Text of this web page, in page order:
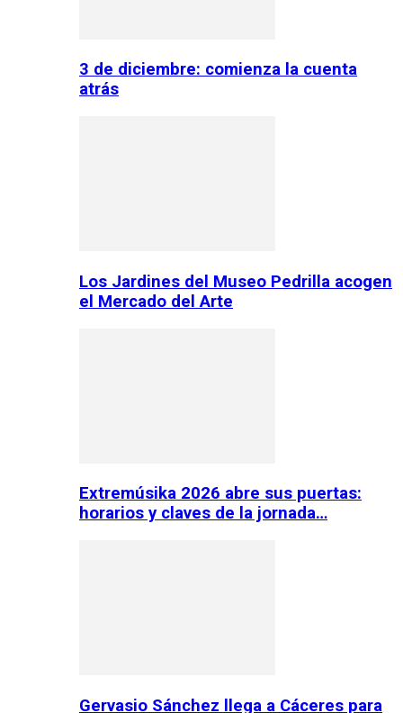
3 de diciembre: comienza la cuenta
atrás
Los Jardines del Museo Pedrilla acogen
el Mercado del Arte
Extremúsika 2026 abre sus puertas:
horarios y claves de la jornada…
Gervasio Sánchez llega a Cáceres para